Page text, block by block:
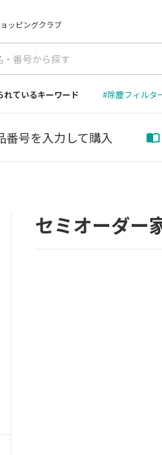
ッピングクラブ
れているキーワード #除塵フィルタ
番号を入力して購入
セミオーダー